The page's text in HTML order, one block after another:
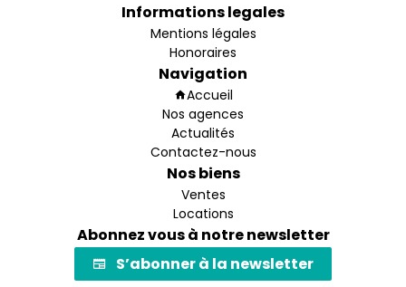
Informations legales
Mentions légales
Honoraires
Navigation
Accueil
Nos agences
Actualités
Contactez-nous
Nos biens
Ventes
Locations
Abonnez vous à notre newsletter
S’abonner à la newsletter